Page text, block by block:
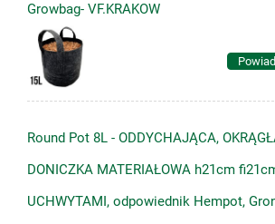
Growbag- VF.KRAKOW
Round Pot 8L - ODDYCHAJĄCA,
DONICZKA MATERIAŁOWA h21cm
UCHWYTAMI, odpowiednik Hempot,